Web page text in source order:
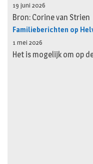
19 juni 2026
Bron: Corine van Strien
Familieberichten op
1 mei 2026
Het is mogelijk om op